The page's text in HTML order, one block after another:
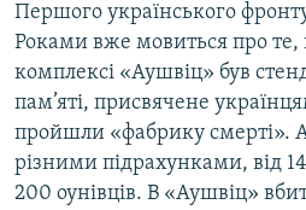
Першого українського
Роками вже мовиться про
комплексі «Аушвіц» був
пам’яті, присвячене
пройшли «фабрику смерті».
різними підрахунками, від
200 оунівців. В «Аушвіц»